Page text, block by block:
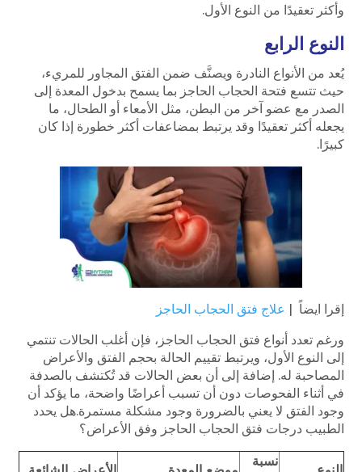
وأكثر تعقيدًا من النوع الأول.
النوع الرابع
يُعد من الأنواع النادرة ويصنَّف ضمن الفتق المجاور للمريء،
حيث تتسع فتحة الحجاب الحاجز بما يسمح بدخول المعدة إلى
الصدر مع عضو آخر من البطن، مثل الأمعاء أو الطحال، ما
يجعله أكثر تعقيدًا وقد يرتبط بمضاعفات أكثر خطورة إذا كان
كبيرًا.
إقرا ايضاً | علاج فتق الحجاب الحاجز
ورغم تعدد أنواع فتق الحجاب الحاجز، فإن أغلب الحالات تنتمي
إلى النوع الأول، ويرتبط تقييم الحالة بحجم الفتق والأعراض
المصاحبة له. إضافة إلى أن بعض الحالات قد تُكتشف بالصدفة
في أثناء الفحوصات دون أن تسبب أعراضًا واضحة، ما يؤكد أن
وجود الفتق لا يعني بالضرورة وجود مشكلة مستمرة.هل يحدد
الطبيب درجات فتق الحجاب الحاجز وفق الأعراض؟
نسبة